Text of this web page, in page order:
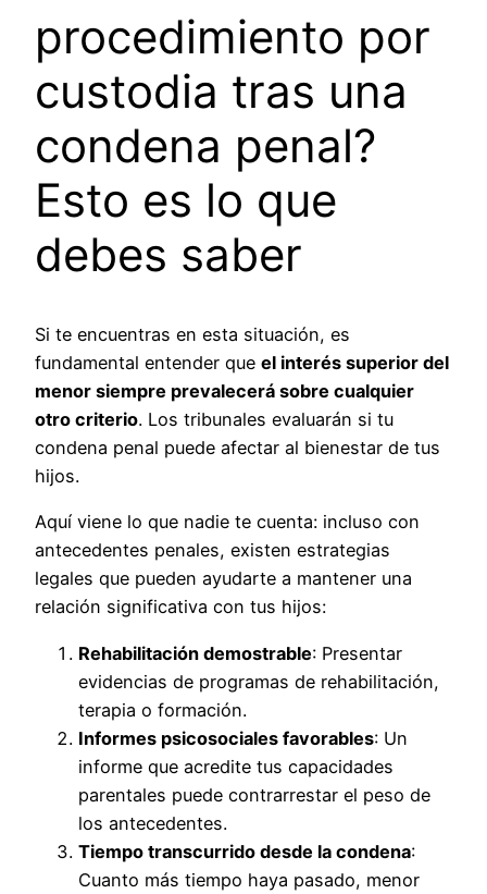
procedimiento por
custodia tras una
condena penal?
Esto es lo que
debes saber
Si te encuentras en esta situación, es
fundamental entender que el interés superior del
menor siempre prevalecerá sobre cualquier
otro criterio. Los tribunales evaluarán si tu
condena penal puede afectar al bienestar de tus
hijos.
Aquí viene lo que nadie te cuenta: incluso con
antecedentes penales, existen estrategias
legales que pueden ayudarte a mantener una
relación significativa con tus hijos:
Rehabilitación demostrable: Presentar
evidencias de programas de rehabilitación,
terapia o formación.
Informes psicosociales favorables: Un
informe que acredite tus capacidades
parentales puede contrarrestar el peso de
los antecedentes.
Tiempo transcurrido desde la condena:
Cuanto más tiempo haya pasado, menor